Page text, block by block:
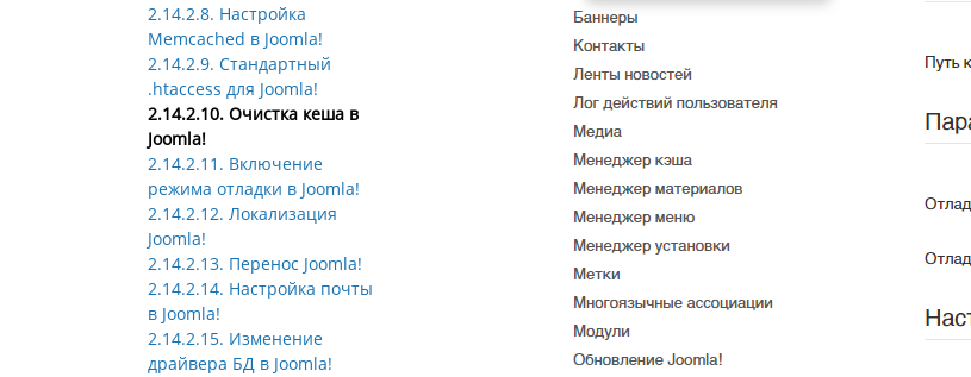
2.14.2.8. Настройка
Memcached в Joomla!
2.14.2.9. Стандартный
.htaccess для Joomla!
2.14.2.10. Очистка кеша в
Joomla!
2.14.2.11. Включение
режима отладки в Joomla!
2.14.2.12. Локализация
Joomla!
2.14.2.13. Перенос Joomla!
2.14.2.14. Настройка почты
в Joomla!
2.14.2.15. Изменение
драйвера БД в Joomla!